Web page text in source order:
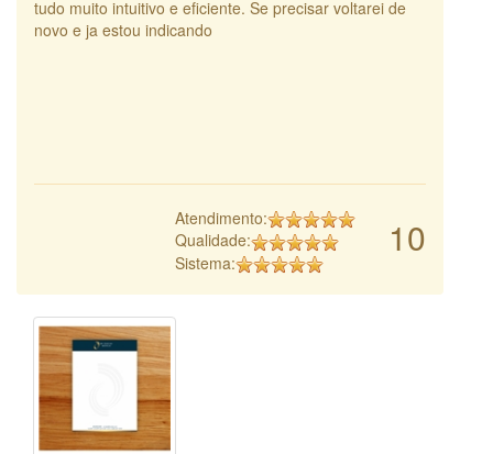
tudo muito intuitivo e eficiente. Se precisar voltarei de
novo e ja estou indicando
10
Atendimento:
Qualidade:
Sistema: